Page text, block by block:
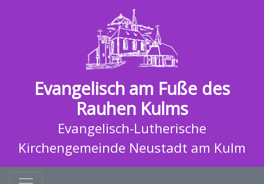
Evangelisch am Fuße des
Rauhen Kulms
Evangelisch-Lutherische
Kirchengemeinde Neustadt am Kulm